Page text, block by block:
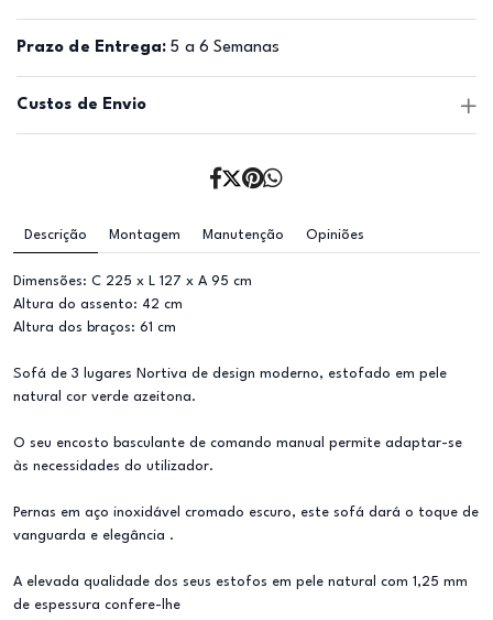
Prazo de Entrega: 5 a 6 Semanas
Custos de Envio
Descrição Montagem Manutenção Opiniões
Dimensões: C 225 x L 127 x A 95 cm
Altura do assento: 42 cm
Altura dos braços: 61 cm
Sofá de 3 lugares Nortiva de design moderno, estofado em pele
natural cor verde azeitona.
O seu encosto basculante de comando manual permite adaptar-se
às necessidades do utilizador.
Pernas em aço inoxidável cromado escuro, este sofá dará o toque de
vanguarda e elegância .
A elevada qualidade dos seus estofos em pele natural com 1,25 mm
de espessura confere-lhe